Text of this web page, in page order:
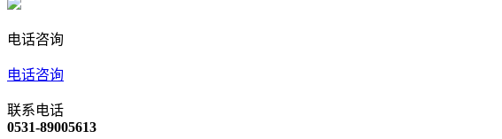
电话咨询
电话咨询
联系电话
0531-89005613